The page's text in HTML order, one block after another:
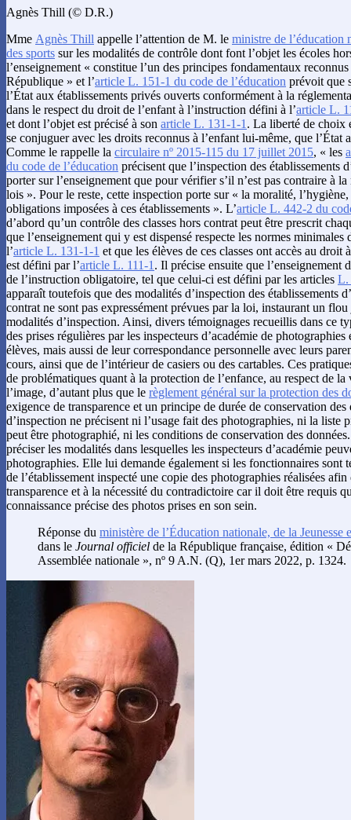
Agnès Thill (© D.R.)
Mme Agnès Thill appelle l’attention de M. le ministre de l’éducation
des sports sur les modalités de contrôle dont font l’objet les écoles
l’enseignement « constitue l’un des principes fondamentaux
République » et l’article L. 151-1 du code de l’éducation prévoit que
l’État aux établissements privés ouverts conformément à la
dans le respect du droit de l’enfant à l’instruction défini à l’article L.
et dont l’objet est précisé à son article L. 131-1-1 . La liberté de choix
se conjuguer avec les droits reconnus à l’enfant lui-même, que l’État
Comme le rappelle la circulaire nº 2015-115 du 17 juillet 2015, « les
du code de l’éducation précisent que l’inspection des établissements
porter sur l’enseignement que pour vérifier s’il n’est pas contraire à
lois ». Pour le reste, cette inspection porte sur « la moralité,
obligations imposées à ces établissements ». L’article L. 442-2 du
d’abord qu’un contrôle des classes hors contrat peut être prescrit
que l’enseignement qui y est dispensé respecte les normes minimales
l’article L. 131-1-1 et que les élèves de ces classes ont accès au droit
est défini par l’article L. 111-1 . Il précise ensuite que l’enseignement
de l’instruction obligatoire, tel que celui-ci est défini par les articles L.
apparaît toutefois que des modalités d’inspection des établissements
contrat ne sont pas expressément prévues par la loi, instaurant un
modalités d’inspection. Ainsi, divers témoignages recueillis dans ce
des prises régulières par les inspecteurs d’académie de photographies
élèves, mais aussi de leur correspondance personnelle avec leurs
cours, ainsi que de l’intérieur de casiers ou des cartables. Ces
de problématiques quant à la protection de l’enfance, au respect de
l’image, d’autant plus que le règlement général sur la protection des
exigence de transparence et un principe de durée de conservation
d’inspection ne précisent ni l’usage fait des photographies, ni la liste
peut être photographié, ni les conditions de conservation des
préciser les modalités dans lesquelles les inspecteurs d’académie
photographies. Elle lui demande également si les fonctionnaires sont
de l’établissement inspecté une copie des photographies réalisées
transparence et à la nécessité du contradictoire car il doit être requis
connaissance précise des photos prises en son sein.
Réponse du ministère de l’Éducation nationale, de la Jeunesse
dans le Journal officiel de la République française, édition «
Assemblée nationale », nº 9 A.N. (Q), 1er mars 2022, p. 1324.